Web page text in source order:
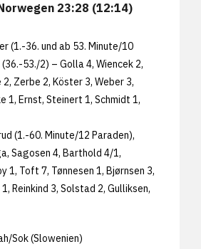
23:28 (12:14)
(1.-36. und ab 53. Minute/10
53./2) – Golla 4, Wiencek 2,
2, Zerbe 2, Köster 3, Weber 3,
1, Ernst, Steinert 1, Schmidt 1,
(1.-60. Minute/12 Paraden),
Sagosen 4, Barthold 4/1,
1, Toft 7, Tønnesen 1, Bjørnsen 3,
Reinkind 3, Solstad 2, Gulliksen,
Sok (Slowenien)